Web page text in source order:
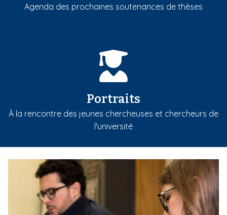
Agenda des prochaines soutenances de thèses
Portraits
À la rencontre des jeunes chercheuses et chercheurs de
l'université